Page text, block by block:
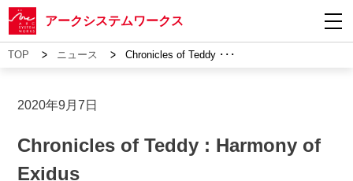
アークシステムワークス
TOP > ニュース > Chronicles of Teddy ･･･
2020年9月7日
Chronicles of Teddy : Harmony of
Exidus